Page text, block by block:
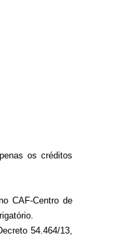
os créditos
CAF-Centro de
54.464/13,